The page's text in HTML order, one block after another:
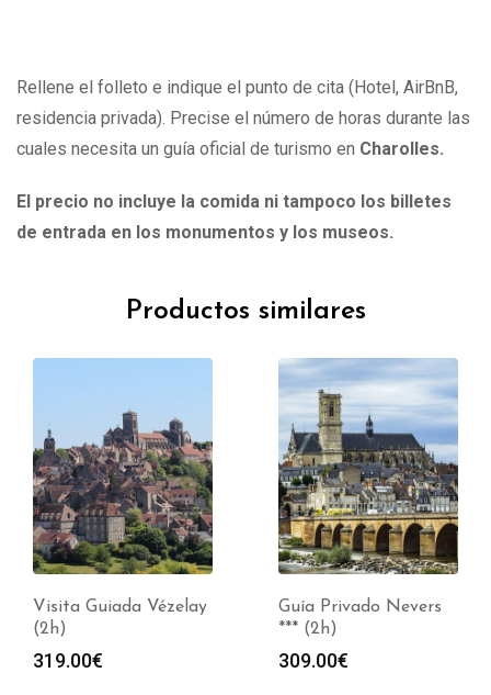
Rellene el folleto e indique el punto de cita (Hotel, AirBnB,
residencia privada). Precise el número de horas durante las
cuales necesita un guía oficial de turismo en Charolles.
El precio no incluye la comida ni tampoco los billetes
de entrada en los monumentos y los museos.
Productos similares
Visita Guiada Vézelay
(2h)
319.00€
Guía Privado Nevers
*** (2h)
309.00€